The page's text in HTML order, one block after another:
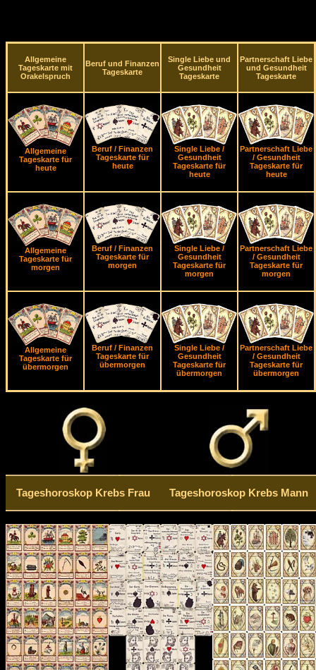
Allgemeine
Tageskarte mit
Orakelspruch
Beruf und Finanzen
Tageskarte
Single Liebe und
Gesundheit
Tageskarte
Partnerschaft Liebe
und Gesundheit
Tageskarte
Allgemeine
Tageskarte für
heute
Beruf / Finanzen
Tageskarte für
heute
Single Liebe /
Gesundheit
Tageskarte für
heute
Partnerschaft Liebe
/ Gesundheit
Tageskarte für
heute
Allgemeine
Tageskarte für
morgen
Beruf / Finanzen
Tageskarte für
morgen
Single Liebe /
Gesundheit
Tageskarte für
morgen
Partnerschaft Liebe
/ Gesundheit
Tageskarte für
morgen
Allgemeine
Tageskarte für
übermorgen
Beruf / Finanzen
Tageskarte für
übermorgen
Single Liebe /
Gesundheit
Tageskarte für
übermorgen
Partnerschaft Liebe
/ Gesundheit
Tageskarte für
übermorgen
Tageshoroskop Krebs Frau Tageshoroskop Krebs Mann